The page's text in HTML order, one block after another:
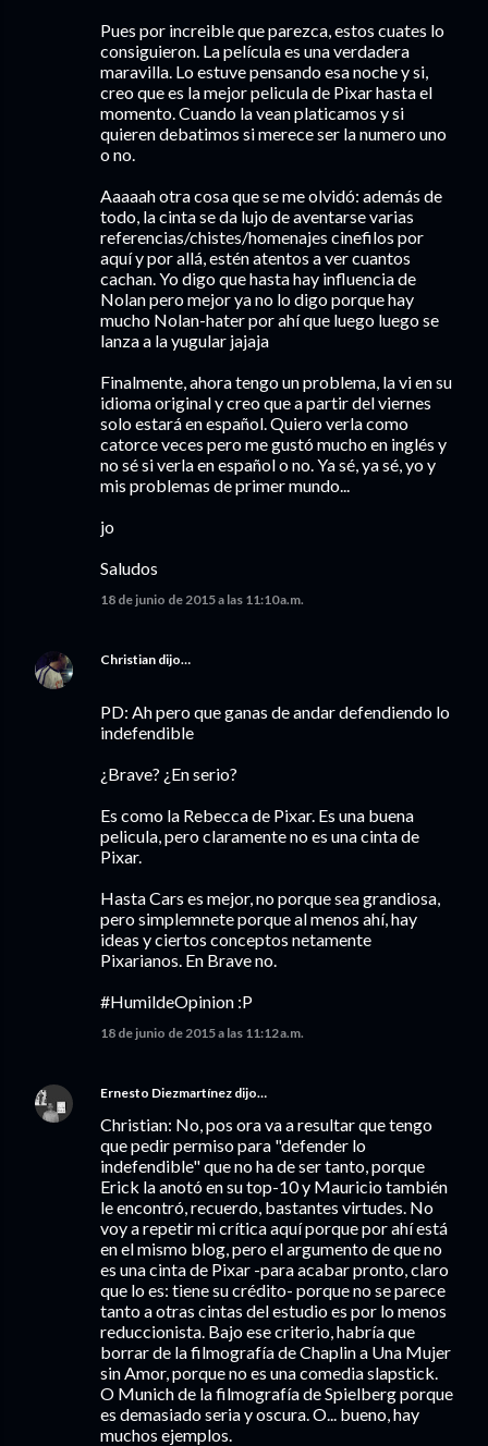
Pues por increible que parezca, estos cuates lo
consiguieron. La película es una verdadera
maravilla. Lo estuve pensando esa noche y si,
creo que es la mejor pelicula de Pixar hasta el
momento. Cuando la vean platicamos y si
quieren debatimos si merece ser la numero uno
o no.
Aaaaah otra cosa que se me olvidó: además de
todo, la cinta se da lujo de aventarse varias
referencias/chistes/homenajes cinefilos por
aquí y por allá, estén atentos a ver cuantos
cachan. Yo digo que hasta hay influencia de
Nolan pero mejor ya no lo digo porque hay
mucho Nolan-hater por ahí que luego luego se
lanza a la yugular jajaja
Finalmente, ahora tengo un problema, la vi en su
idioma original y creo que a partir del viernes
solo estará en español. Quiero verla como
catorce veces pero me gustó mucho en inglés y
no sé si verla en español o no. Ya sé, ya sé, yo y
mis problemas de primer mundo...
jo
Saludos
18 de junio de 2015 a las 11:10 a.m.
Christian dijo…
PD: Ah pero que ganas de andar defendiendo lo
indefendible
¿Brave? ¿En serio?
Es como la Rebecca de Pixar. Es una buena
pelicula, pero claramente no es una cinta de
Pixar.
Hasta Cars es mejor, no porque sea grandiosa,
pero simplemnete porque al menos ahí, hay
ideas y ciertos conceptos netamente
Pixarianos. En Brave no.
#HumildeOpinion :P
18 de junio de 2015 a las 11:12 a.m.
Ernesto Diezmartínez dijo…
Christian: No, pos ora va a resultar que tengo
que pedir permiso para "defender lo
indefendible" que no ha de ser tanto, porque
Erick la anotó en su top-10 y Mauricio también
le encontró, recuerdo, bastantes virtudes. No
voy a repetir mi crítica aquí porque por ahí está
en el mismo blog, pero el argumento de que no
es una cinta de Pixar -para acabar pronto, claro
que lo es: tiene su crédito- porque no se parece
tanto a otras cintas del estudio es por lo menos
reduccionista. Bajo ese criterio, habría que
borrar de la filmografía de Chaplin a Una Mujer
sin Amor, porque no es una comedia slapstick.
O Munich de la filmografía de Spielberg porque
es demasiado seria y oscura. O... bueno, hay
muchos ejemplos.